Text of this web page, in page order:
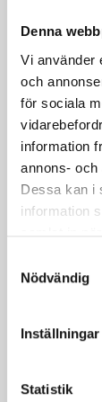
Denna
Vi använder
och
för sociala
information
annons-
Dessa kan i
information
samlat in
Nödvändig
Inställningar
Statistik
New
NXP i.MX
True Flat
Steel
IP66/IP69K
Support
and Glass
Touch on/
Cleaning
Support